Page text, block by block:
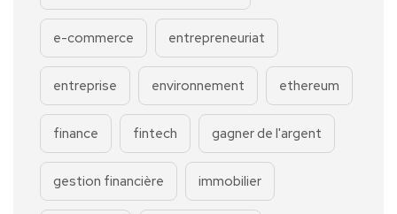
e-commerce entrepreneuriat
entreprise environnement ethereum
finance fintech gagner de l'argent
gestion financière immobilier